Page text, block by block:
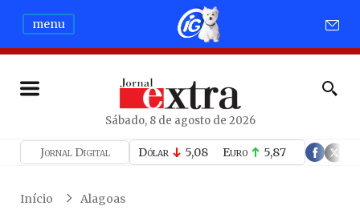
menu
Sábado, 8 de agosto de 2026
Jornal Digital Dólar 5,08 Euro 5,87
Início Alagoas